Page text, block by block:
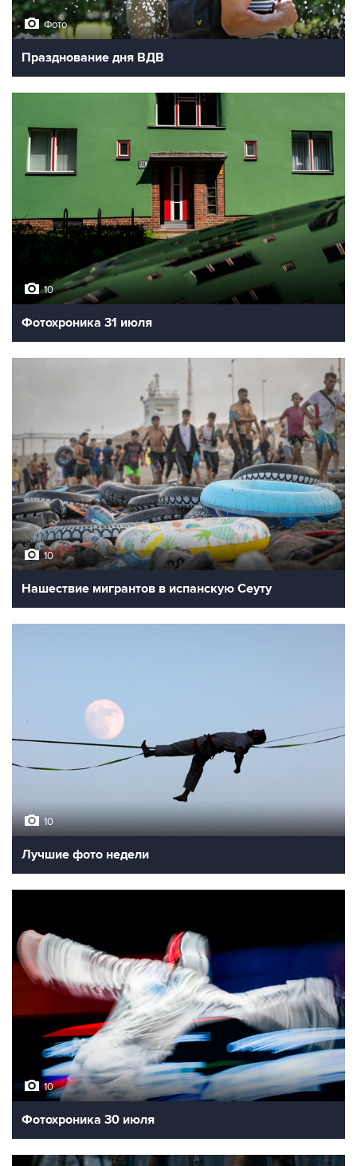
Фото
Празднование дня ВДВ
10
Фотохроника 31 июля
10
Нашествие мигрантов в испанскую Сеуту
10
Лучшие фото недели
10
Фотохроника 30 июля